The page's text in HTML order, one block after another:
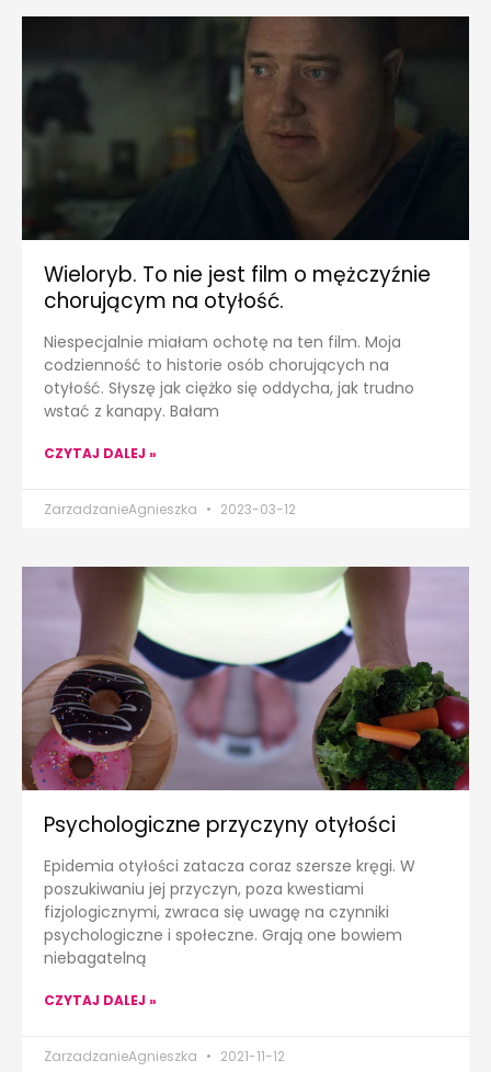
Wieloryb. To nie jest film o mężczyźnie
chorującym na otyłość.
Niespecjalnie miałam ochotę na ten film. Moja
codzienność to historie osób chorujących na
otyłość. Słyszę jak ciężko się oddycha, jak trudno
wstać z kanapy. Bałam
CZYTAJ DALEJ »
ZarzadzanieAgnieszka 2023-03-12
Psychologiczne przyczyny otyłości
Epidemia otyłości zatacza coraz szersze kręgi. W
poszukiwaniu jej przyczyn, poza kwestiami
fizjologicznymi, zwraca się uwagę na czynniki
psychologiczne i społeczne. Grają one bowiem
niebagatelną
CZYTAJ DALEJ »
ZarzadzanieAgnieszka 2021-11-12